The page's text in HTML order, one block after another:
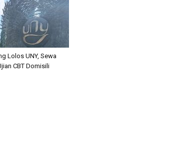
Lolos UNY, Sewa
CBT Domisili